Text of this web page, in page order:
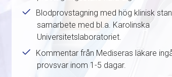
Blodprovstagning med hög klinisk
samarbete med bl.a. Karolinska
Universitetslaboratoriet.
Kommentar från Mediseras läkare
provsvar inom 1-5 dagar.